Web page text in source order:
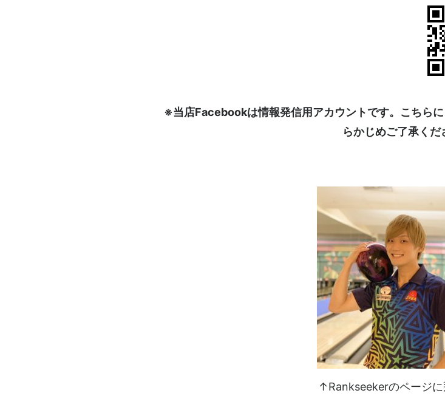
※当店Facebookは情報発信用アカウントです。こちら
らかじめご了承くだ
↑Rankseekerのページ